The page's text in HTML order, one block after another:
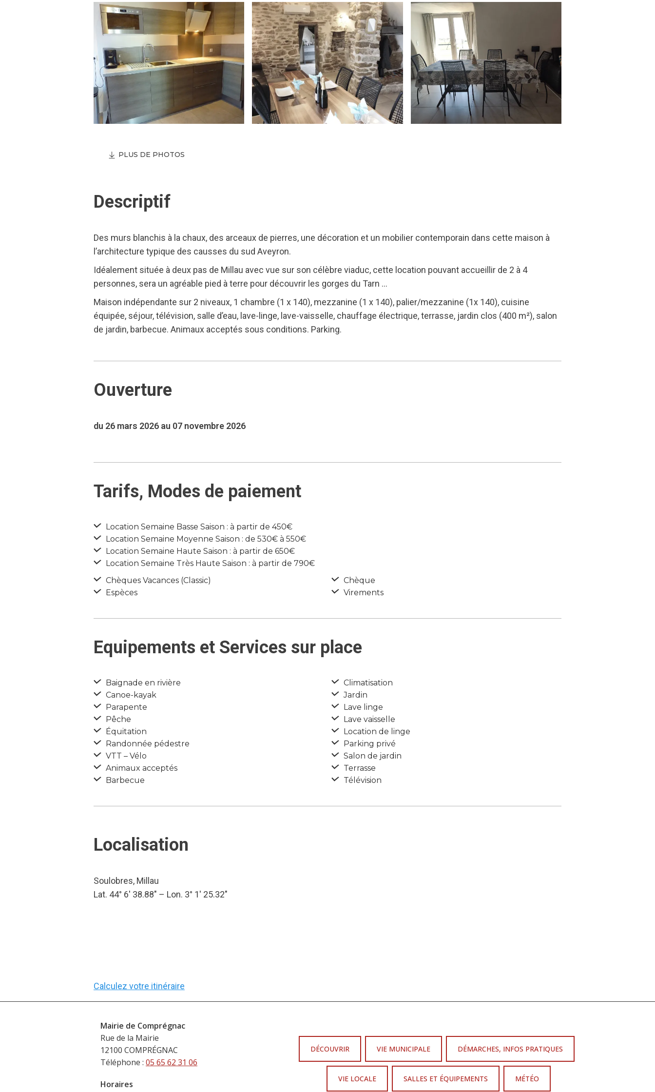
PLUS DE PHOTOS
Descriptif
Des murs blanchis à la chaux, des arceaux de pierres, une décoration et un mobilier contemporain dans cette maison à
l’architecture typique des causses du sud Aveyron.
Idéalement située à deux pas de Millau avec vue sur son célèbre viaduc, cette location pouvant accueillir de 2 à 4
personnes, sera un agréable pied à terre pour découvrir les gorges du Tarn …
Maison indépendante sur 2 niveaux, 1 chambre (1 x 140), mezzanine (1 x 140), palier/mezzanine (1x 140), cuisine
équipée, séjour, télévision, salle d’eau, lave-linge, lave-vaisselle, chauffage électrique, terrasse, jardin clos (400 m²), salon
de jardin, barbecue. Animaux acceptés sous conditions. Parking.
Ouverture
du 26 mars 2026 au 07 novembre 2026
Tarifs, Modes de paiement
Location Semaine Basse Saison : à partir de 450€
Location Semaine Moyenne Saison : de 530€ à 550€
Location Semaine Haute Saison : à partir de 650€
Location Semaine Très Haute Saison : à partir de 790€
Chèques Vacances (Classic)
Espèces
Chèque
Virements
Equipements et Services sur place
Baignade en rivière
Canoe-kayak
Parapente
Pêche
Équitation
Randonnée pédestre
VTT – Vélo
Animaux acceptés
Barbecue
Climatisation
Jardin
Lave linge
Lave vaisselle
Location de linge
Parking privé
Salon de jardin
Terrasse
Télévision
Localisation
Soulobres, Millau
Lat. 44° 6′ 38.88″ – Lon. 3° 1′ 25.32″
Calculez votre itinéraire
Mairie de Comprégnac
Rue de la Mairie
12100 COMPRÉGNAC
Téléphone : 05 65 62 31 06
Horaires
DÉCOUVRIR VIE MUNICIPALE DÉMARCHES, INFOS PRATIQUES
VIE LOCALE SALLES ET ÉQUIPEMENTS MÉTÉO